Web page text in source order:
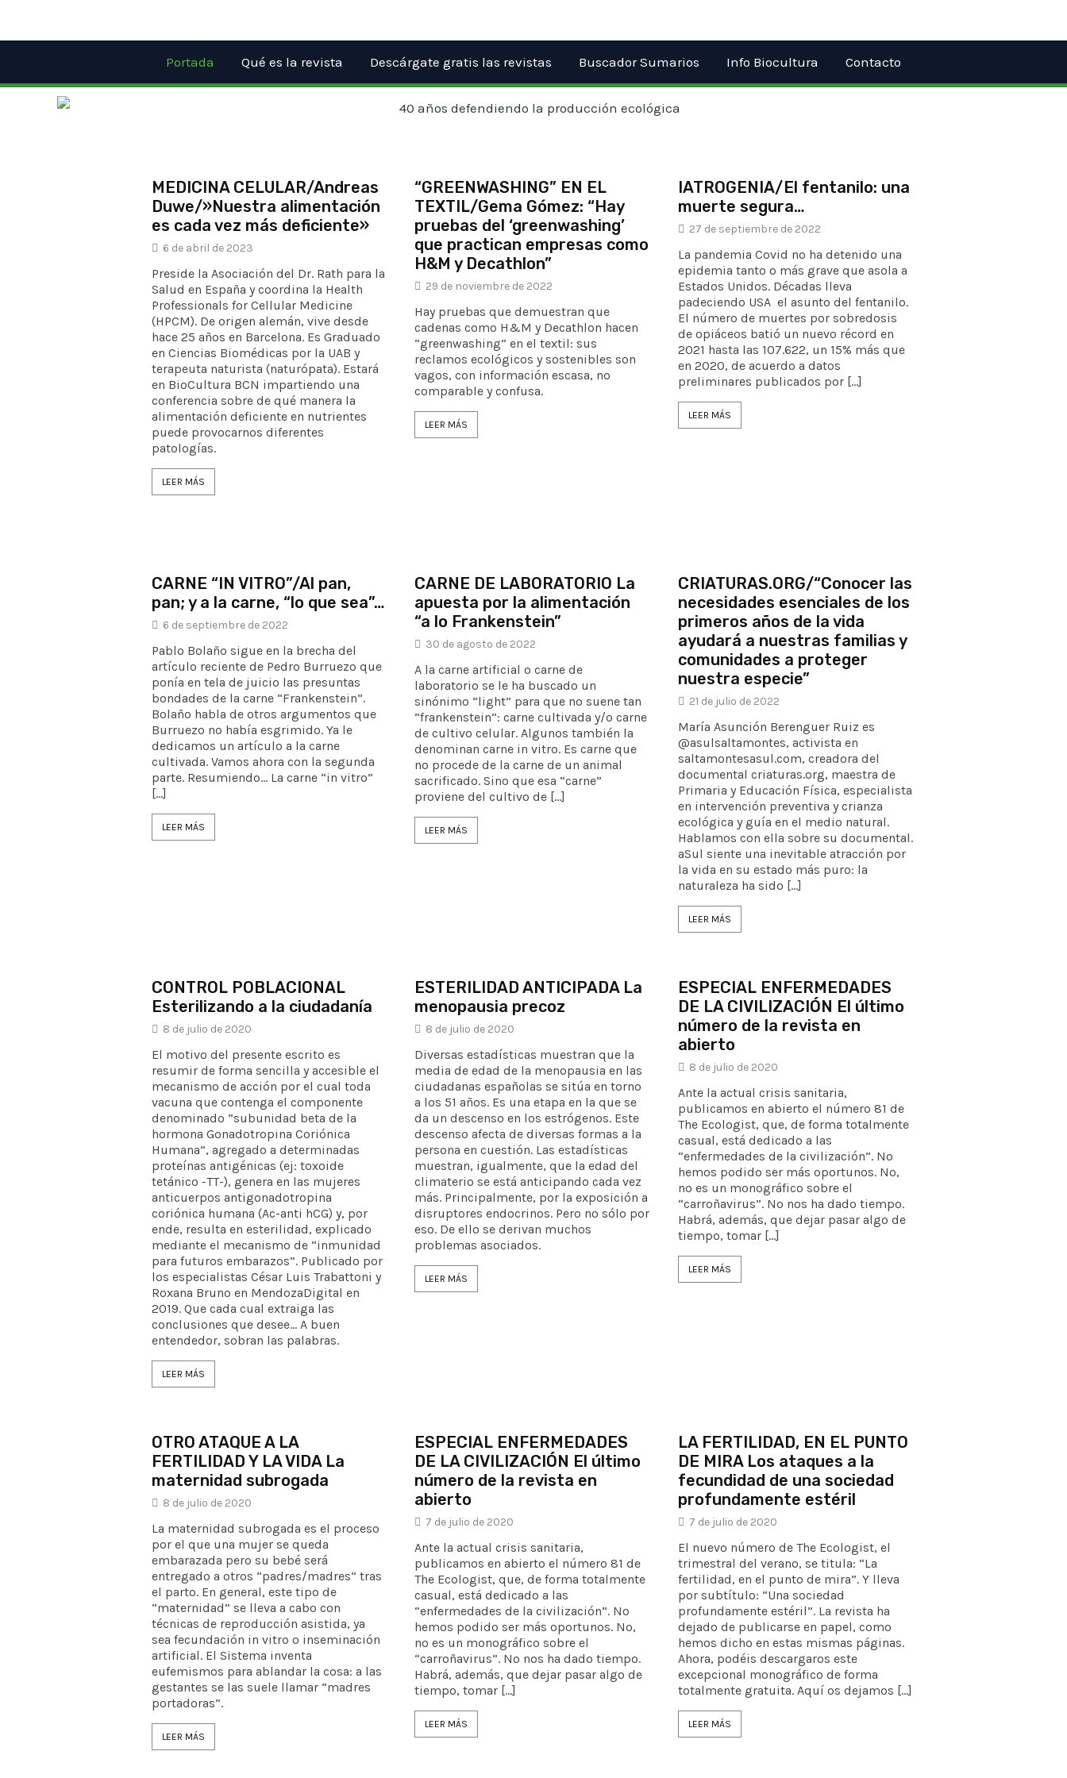
Portada Qué es la revista Descárgate gratis las revistas Buscador Sumarios Info Biocultura Contacto
MEDICINA CELULAR/Andreas
Duwe/»Nuestra alimentación
es cada vez más deficiente»
6 de abril de 2023
Preside la Asociación del Dr. Rath para la
Salud en España y coordina la Health
Professionals for Cellular Medicine
(HPCM). De origen alemán, vive desde
hace 25 años en Barcelona. Es Graduado
en Ciencias Biomédicas por la UAB y
terapeuta naturista (naturópata). Estará
en BioCultura BCN impartiendo una
conferencia sobre de qué manera la
alimentación deficiente en nutrientes
puede provocarnos diferentes
patologías.
LEER MÁS
“GREENWASHING” EN EL
TEXTIL/Gema Gómez: “Hay
pruebas del ‘greenwashing’
que practican empresas como
H&M y Decathlon”
29 de noviembre de 2022
Hay pruebas que demuestran que
cadenas como H&M y Decathlon hacen
“greenwashing” en el textil: sus
reclamos ecológicos y sostenibles son
vagos, con información escasa, no
comparable y confusa.
LEER MÁS
IATROGENIA/El fentanilo: una
muerte segura…
27 de septiembre de 2022
La pandemia Covid no ha detenido una
epidemia tanto o más grave que asola a
Estados Unidos. Décadas lleva
padeciendo USA el asunto del fentanilo.
El número de muertes por sobredosis
de opiáceos batió un nuevo récord en
2021 hasta las 107.622, un 15% más que
en 2020, de acuerdo a datos
preliminares publicados por […]
LEER MÁS
CARNE “IN VITRO”/Al pan,
pan; y a la carne, “lo que sea”…
6 de septiembre de 2022
Pablo Bolaño sigue en la brecha del
artículo reciente de Pedro Burruezo que
ponía en tela de juicio las presuntas
bondades de la carne “Frankenstein”.
Bolaño habla de otros argumentos que
Burruezo no había esgrimido. Ya le
dedicamos un artículo a la carne
cultivada. Vamos ahora con la segunda
parte. Resumiendo… La carne “in vitro”
[…]
LEER MÁS
CARNE DE LABORATORIO La
apuesta por la alimentación
“a lo Frankenstein”
30 de agosto de 2022
A la carne artificial o carne de
laboratorio se le ha buscado un
sinónimo “light” para que no suene tan
“frankenstein”: carne cultivada y/o carne
de cultivo celular. Algunos también la
denominan carne in vitro. Es carne que
no procede de la carne de un animal
sacrificado. Sino que esa “carne”
proviene del cultivo de […]
LEER MÁS
CRIATURAS.ORG/“Conocer las
necesidades esenciales de los
primeros años de la vida
ayudará a nuestras familias y
comunidades a proteger
nuestra especie”
21 de julio de 2022
María Asunción Berenguer Ruiz es
@asulsaltamontes, activista en
saltamontesasul.com, creadora del
documental criaturas.org, maestra de
Primaria y Educación Física, especialista
en intervención preventiva y crianza
ecológica y guía en el medio natural.
Hablamos con ella sobre su documental.
aSul siente una inevitable atracción por
la vida en su estado más puro: la
naturaleza ha sido […]
LEER MÁS
CONTROL POBLACIONAL
Esterilizando a la ciudadanía
8 de julio de 2020
El motivo del presente escrito es
resumir de forma sencilla y accesible el
mecanismo de acción por el cual toda
vacuna que contenga el componente
denominado “subunidad beta de la
hormona Gonadotropina Coriónica
Humana”, agregado a determinadas
proteínas antigénicas (ej: toxoide
tetánico -TT-), genera en las mujeres
anticuerpos antigonadotropina
coriónica humana (Ac-anti hCG) y, por
ende, resulta en esterilidad, explicado
mediante el mecanismo de “inmunidad
para futuros embarazos”. Publicado por
los especialistas César Luis Trabattoni y
Roxana Bruno en MendozaDigital en
2019. Que cada cual extraiga las
conclusiones que desee... A buen
entendedor, sobran las palabras.
LEER MÁS
ESTERILIDAD ANTICIPADA La
menopausia precoz
8 de julio de 2020
Diversas estadísticas muestran que la
media de edad de la menopausia en las
ciudadanas españolas se sitúa en torno
a los 51 años. Es una etapa en la que se
da un descenso en los estrógenos. Este
descenso afecta de diversas formas a la
persona en cuestión. Las estadísticas
muestran, igualmente, que la edad del
climaterio se está anticipando cada vez
más. Principalmente, por la exposición a
disruptores endocrinos. Pero no sólo por
eso. De ello se derivan muchos
problemas asociados.
LEER MÁS
ESPECIAL ENFERMEDADES
DE LA CIVILIZACIÓN El último
número de la revista en
abierto
8 de julio de 2020
Ante la actual crisis sanitaria,
publicamos en abierto el número 81 de
The Ecologist, que, de forma totalmente
casual, está dedicado a las
“enfermedades de la civilización”. No
hemos podido ser más oportunos. No,
no es un monográfico sobre el
“carroñavirus”. No nos ha dado tiempo.
Habrá, además, que dejar pasar algo de
tiempo, tomar […]
LEER MÁS
OTRO ATAQUE A LA
FERTILIDAD Y LA VIDA La
maternidad subrogada
8 de julio de 2020
La maternidad subrogada es el proceso
por el que una mujer se queda
embarazada pero su bebé será
entregado a otros “padres/madres” tras
el parto. En general, este tipo de
“maternidad” se lleva a cabo con
técnicas de reproducción asistida, ya
sea fecundación in vitro o inseminación
artificial. El Sistema inventa
eufemismos para ablandar la cosa: a las
gestantes se las suele llamar “madres
portadoras”.
LEER MÁS
ESPECIAL ENFERMEDADES
DE LA CIVILIZACIÓN El último
número de la revista en
abierto
7 de julio de 2020
Ante la actual crisis sanitaria,
publicamos en abierto el número 81 de
The Ecologist, que, de forma totalmente
casual, está dedicado a las
“enfermedades de la civilización”. No
hemos podido ser más oportunos. No,
no es un monográfico sobre el
“carroñavirus”. No nos ha dado tiempo.
Habrá, además, que dejar pasar algo de
tiempo, tomar […]
LEER MÁS
LA FERTILIDAD, EN EL PUNTO
DE MIRA Los ataques a la
fecundidad de una sociedad
profundamente estéril
7 de julio de 2020
El nuevo número de The Ecologist, el
trimestral del verano, se titula: “La
fertilidad, en el punto de mira”. Y lleva
por subtítulo: “Una sociedad
profundamente estéril”. La revista ha
dejado de publicarse en papel, como
hemos dicho en estas mismas páginas.
Ahora, podéis descargaros este
excepcional monográfico de forma
totalmente gratuita. Aquí os dejamos […]
LEER MÁS